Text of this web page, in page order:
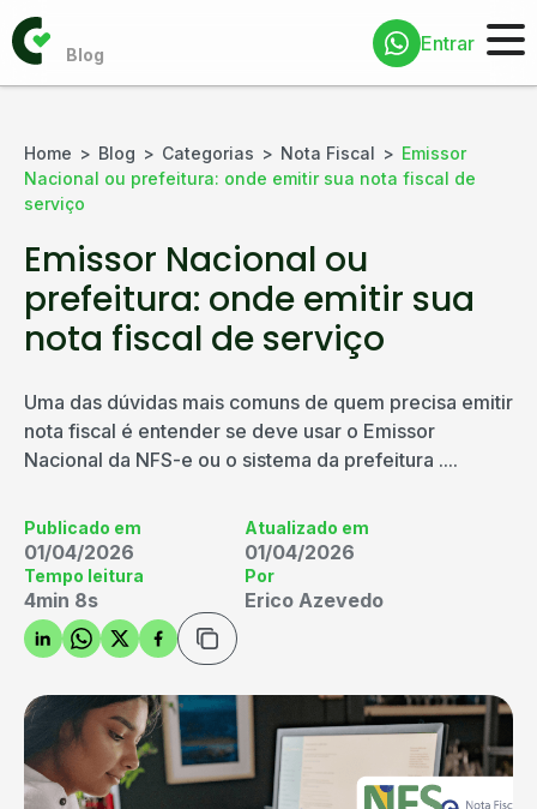
Entrar
Home Blog Categorias Nota Fiscal
Emissor
Nacional ou prefeitura: onde emitir sua nota fiscal de
serviço
Emissor Nacional ou
prefeitura: onde emitir sua
nota fiscal de serviço
Uma das dúvidas mais comuns de quem precisa emitir
nota fiscal é entender se deve usar o Emissor
Nacional da NFS-e ou o sistema da prefeitura ....
Publicado em
01/04/2026
Atualizado em
01/04/2026
Tempo leitura
4min 8s
Por
Erico Azevedo